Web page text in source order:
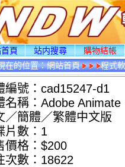
頁 站内搜尋
購物結帳
在的位置：網站首頁 程式
編號：cad15247-d1
名稱：Adobe
／簡體／繁體中文版
片數：1
價格：$200
次數： 18622